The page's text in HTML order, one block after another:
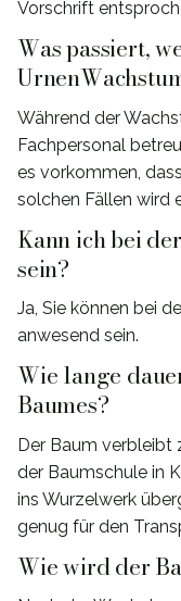
Vorschrift
Was passiert,
Während der
Fachpersonal
es vorkommen,
solchen Fällen wird
Kann ich bei
sein?
Ja, Sie können bei
anwesend sein.
Wie lange
Baumes?
Der Baum verbleibt
der Baumschule in
ins Wurzelwerk
genug für den
Wie wird der